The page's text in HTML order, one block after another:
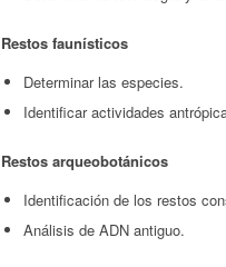
Restos faunísticos
Determinar las especies.
Identificar actividades
Restos arqueobotánicos
Identificación de los restos
Análisis de ADN antiguo.